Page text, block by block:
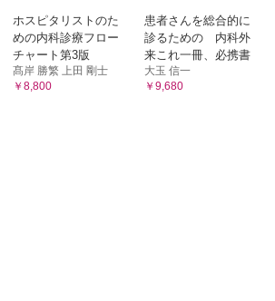
ホスピタリストのた
めの内科診療フロー
チャート第3版
髙岸 勝繁 上田 剛士
￥8,800
患者さんを総合的に
診るための 内科外
来これ一冊、必携書
大玉 信一
￥9,680